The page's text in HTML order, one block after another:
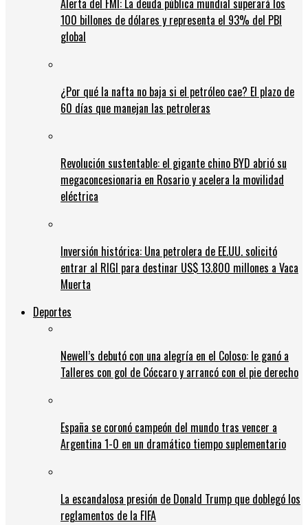
Alerta del FMI: La deuda pública mundial superará los
100 billones de dólares y representa el 93% del PBI
global
¿Por qué la nafta no baja si el petróleo cae? El plazo de
60 días que manejan las petroleras
Revolución sustentable: el gigante chino BYD abrió su
megaconcesionaria en Rosario y acelera la movilidad
eléctrica
Inversión histórica: Una petrolera de EE.UU. solicitó
entrar al RIGI para destinar US$ 13.800 millones a Vaca
Muerta
Deportes
Newell’s debutó con una alegría en el Coloso: le ganó a
Talleres con gol de Cóccaro y arrancó con el pie derecho
España se coronó campeón del mundo tras vencer a
Argentina 1-0 en un dramático tiempo suplementario
La escandalosa presión de Donald Trump que doblegó los
reglamentos de la FIFA